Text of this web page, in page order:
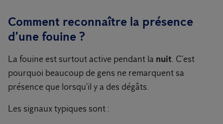
Comment reconnaître la présence
d’une fouine ?
La fouine est surtout active pendant la nuit. C’est
pourquoi beaucoup de gens ne remarquent sa
présence que lorsqu’il y a des dégâts.
Les signaux typiques sont :